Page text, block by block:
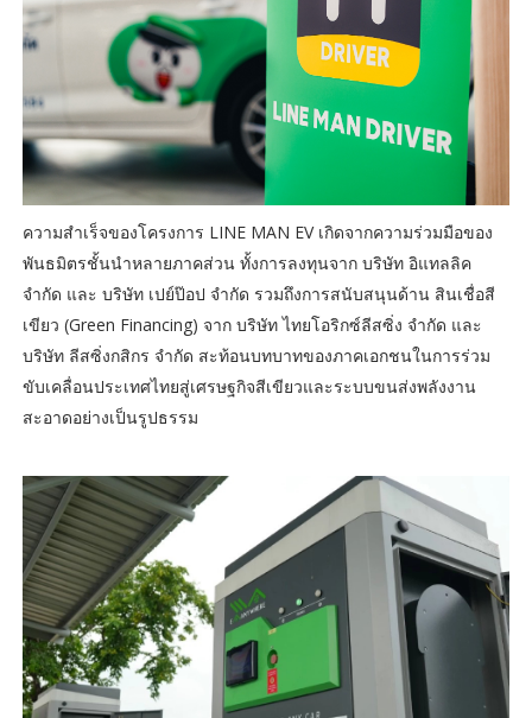
ความสำเร็จของโครงการ LINE MAN EV เกิดจากความร่วมมือของ
พันธมิตรชั้นนำหลายภาคส่วน ทั้งการลงทุนจาก บริษัท อิแทลลิค
จำกัด และ บริษัท เปย์ป๊อป จำกัด รวมถึงการสนับสนุนด้าน สินเชื่อสี
เขียว (Green Financing) จาก บริษัท ไทยโอริกซ์ลีสซิ่ง จำกัด และ
บริษัท ลีสซิ่งกสิกร จำกัด สะท้อนบทบาทของภาคเอกชนในการร่วม
ขับเคลื่อนประเทศไทยสู่เศรษฐกิจสีเขียวและระบบขนส่งพลังงาน
สะอาดอย่างเป็นรูปธรรม